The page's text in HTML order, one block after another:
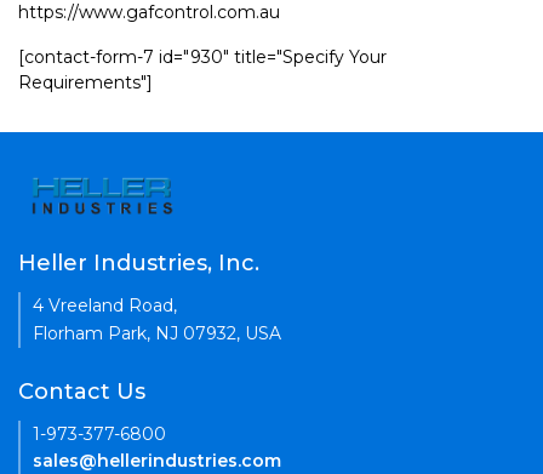
https://www.gafcontrol.com.au
[contact-form-7 id="930" title="Specify Your
Requirements"]
Heller Industries, Inc.
4 Vreeland Road,
Florham Park, NJ 07932, USA
Contact Us
1-973-377-6800
sales@hellerindustries.com